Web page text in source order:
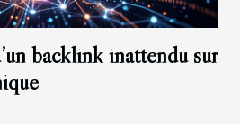
backlink inattendu sur